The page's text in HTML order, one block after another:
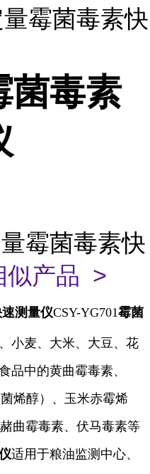
霉菌毒素快
菌毒素
霉菌毒素快
似产品 >
测量仪CSY-YG701霉菌
小麦、大米、大豆、花
品中的黄曲霉毒素、
烯醇）、玉米赤霉烯
曲霉毒素、伏马毒素等
适用于粮油监测中心、